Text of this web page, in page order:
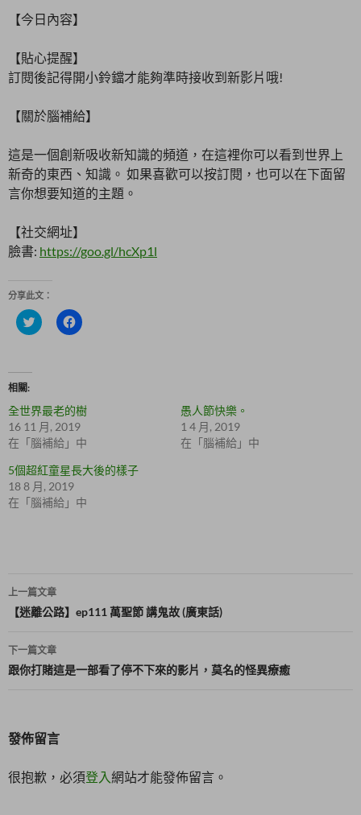
【今日內容】
【貼心提醒】
訂閱後記得開小鈴鐺才能夠準時接收到新影片哦!
【關於腦補給】
這是一個創新吸收新知識的頻道，在這裡你可以看到世界上
新奇的東西、知識。 如果喜歡可以按訂閱，也可以在下面留
言你想要知道的主題。
【社交網址】
臉書: https://goo.gl/hcXp1l
分享此文：
分
享
e
r
在
新
窗
中
開
啟
)
按
一
a
c
e
b
o
k
(
新
視
相關
全世界最老的樹
16 11 月, 2019
在「腦補給」中
愚人節快樂。
1 4 月, 2019
在「腦補給」中
5個超紅童星長大後的樣子
18 8 月, 2019
在「腦補給」中
文
章
導
覽
上一篇文章
【迷離公路】ep111 萬聖節 講鬼故 (廣東話)
下一篇文章
跟你打賭這是一部看了停不下來的影片，莫名的怪異療癒
發佈留言
很抱歉，必須登入網站才能發佈留言。